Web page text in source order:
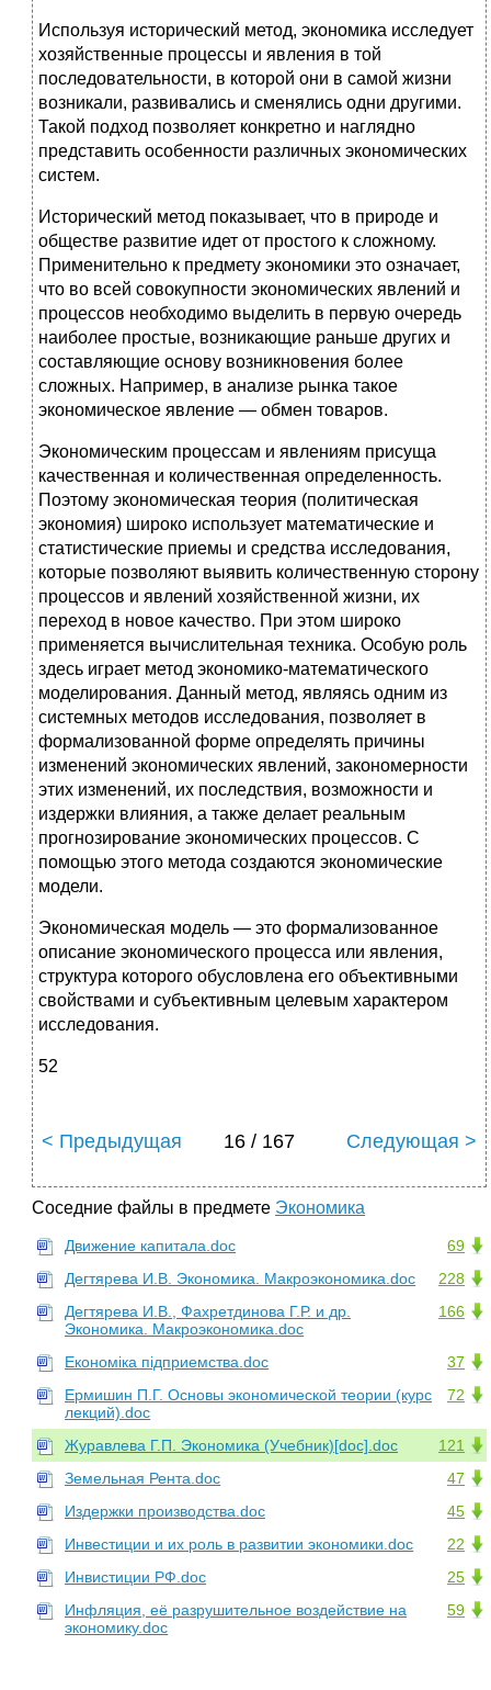
Используя исторический метод, экономика исследует
хозяйственные процессы и явления в той
последовательности, в которой они в самой жизни
возникали, развивались и сменялись одни другими.
Такой подход позволяет конкретно и наглядно
представить особенности различных экономических
систем.
Исторический метод показывает, что в природе и
обществе развитие идет от простого к сложному.
Применительно к предмету экономики это означает,
что во всей совокупности экономических явлений и
процессов необходимо выделить в первую очередь
наиболее простые, возникающие раньше других и
составляющие основу возникновения более
сложных. Например, в анализе рынка такое
экономическое явление — обмен товаров.
Экономическим процессам и явлениям присуща
качественная и количественная определенность.
Поэтому экономическая теория (политическая
экономия) широко использует математические и
статистические приемы и средства исследования,
которые позволяют выявить количественную сторону
процессов и явлений хозяйственной жизни, их
переход в новое качество. При этом широко
применяется вычислительная техника. Особую роль
здесь играет метод экономико-математического
моделирования. Данный метод, являясь одним из
системных методов исследования, позволяет в
формализованной форме определять причины
изменений экономических явлений, закономерности
этих изменений, их последствия, возможности и
издержки влияния, а также делает реальным
прогнозирование экономических процессов. С
помощью этого метода создаются экономические
модели.
Экономическая модель — это формализованное
описание экономического процесса или явления,
структура которого обусловлена его объективными
свойствами и субъективным целевым характером
исследования.
52
< Предыдущая 16 / 167 Следующая >
Соседние файлы в предмете Экономика
69
Движение капитала.doc
228
Дегтярева И.В. Экономика. Макроэкономика.doc
166
Дегтярева И.В., Фахретдинова Г.Р. и др.
Экономика. Макроэкономика.doc
37
Економіка підприемства.doc
72
Ермишин П.Г. Основы экономической теории (курс
лекций).doc
121
Журавлева Г.П. Экономика (Учебник)[doc].doc
47
Земельная Рента.doc
45
Издержки производства.doc
22
Инвестиции и их роль в развитии экономики.doc
25
Инвистиции РФ.doc
59
Инфляция, её разрушительное воздействие на
экономику.doc